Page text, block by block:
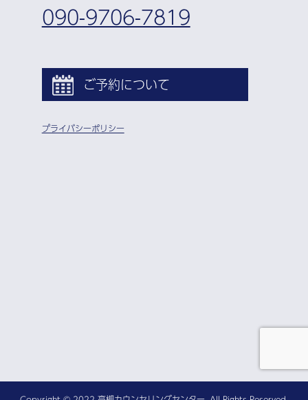
090-9706-7819
ご予約について
プライバシーポリシー